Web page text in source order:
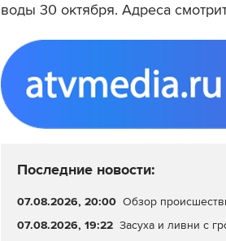
воды 30 октября. Адреса
Последние новости:
07.08.2026, 20:00 Обзор
07.08.2026, 19:22 Засуха и ливни с